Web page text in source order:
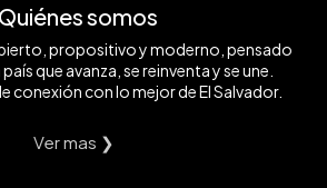
Quiénes somos
propositivo y moderno, pensado
que avanza, se reinventa y se une.
conexión con lo mejor de El Salvador.
Ver mas ❯